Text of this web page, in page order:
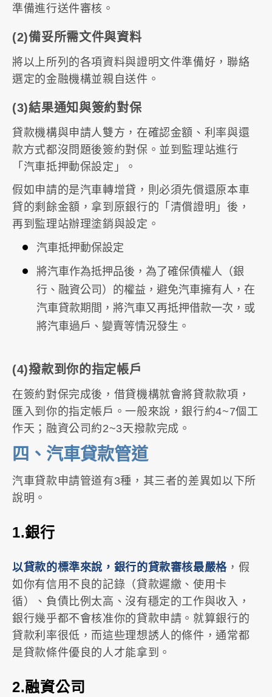
準備進行送件審核。
(2)備妥所需文件與資料
將以上所列的各項資料與證明文件準備好，聯絡
選定的金融機構並親自送件。
(3)結果通知與簽約對保
貸款機構與申請人雙方，在確認金額、利率與還
款方式都沒問題後簽約對保。並到監理站進行
「汽車抵押動保設定」。
假如申請的是汽車轉增貸，則必須先償還原本車
貸的剩餘金額，拿到原銀行的「清償證明」後，
再到監理站辦理塗銷與設定。
汽車抵押動保設定
將汽車作為抵押品後，為了確保債權人（銀
行、融資公司）的權益，避免汽車擁有人，在
汽車貸款期間，將汽車又再抵押借款一次，或
將汽車過戶、變賣等情況發生。
(4)撥款到你的指定帳戶
在簽約對保完成後，借貸機構就會將貸款款項，
匯入到你的指定帳戶。一般來說，銀行約4~7個工
作天；融資公司約2~3天撥款完成。
四、汽車貸款管道
汽車貸款申請管道有3種，其三者的差異如以下所
說明。
1.銀行
以貸款的標準來說，銀行的貸款審核最嚴格，假
如你有信用不良的記錄（貸款遲繳、使用卡
循）、負債比例太高、沒有穩定的工作與收入，
銀行幾乎都不會核准你的貸款申請。就算銀行的
貸款利率很低，而這些理想誘人的條件，通常都
是貸款條件優良的人才能拿到。
2.融資公司